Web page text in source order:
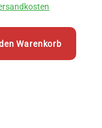
Warenkorb